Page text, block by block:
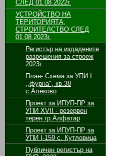
СЛЕД 01.08.2022г.
УСТРОЙСТВО НА
ТЕРИТОРИЯТА,
СТРОИТЕЛСТВО СЛЕД
01.08.2023г.
Регистър на издадените
разрешения за строеж
2023г.
План- Схема за УПИ I
,,фурна", кв.38
с.Алеково
Проект за ИПУП-ПР за
УПИ XVII - резервен
терен гр.Алфатар
Проект за ИПУП-ПР за
УПИ I-159 с. Кутловица
Публичен регистър на